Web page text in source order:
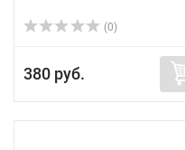
(0)
380 руб.